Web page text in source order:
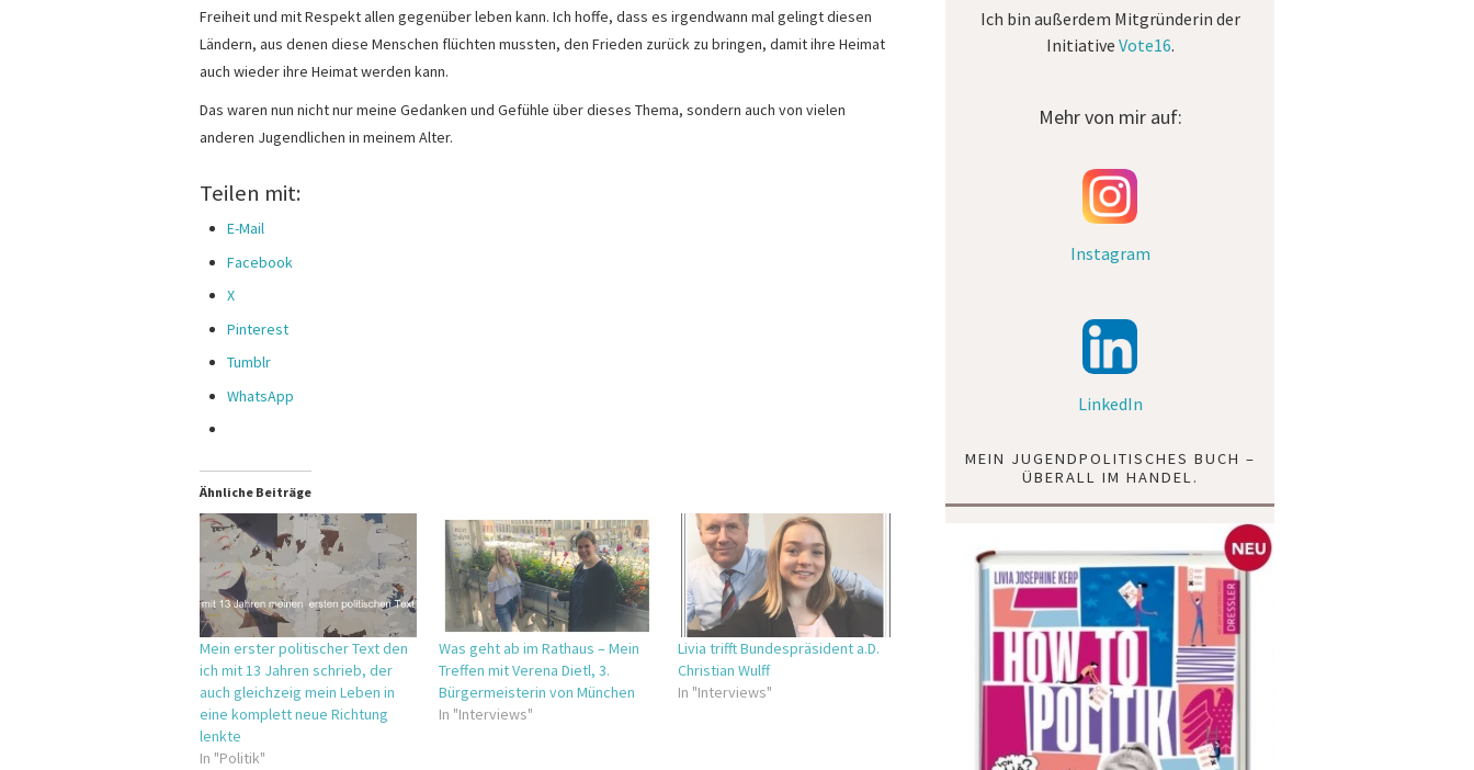
Freiheit und mit Respekt allen gegenüber leben kann. Ich hoffe, dass es irgendwann mal gelingt diesen
Ländern, aus denen diese Menschen flüchten mussten, den Frieden zurück zu bringen, damit ihre Heimat
auch wieder ihre Heimat werden kann.
Das waren nun nicht nur meine Gedanken und Gefühle über dieses Thema, sondern auch von vielen
anderen Jugendlichen in meinem Alter.
Teilen mit:
E-Mail
Facebook
X
Pinterest
Tumblr
WhatsApp
Ähnliche Beiträge
Mein erster politischer Text den
ich mit 13 Jahren schrieb, der
auch gleichzeig mein Leben in
eine komplett neue Richtung
lenkte
In "Politik"
Was geht ab im Rathaus – Mein
Treffen mit Verena Dietl, 3.
Bürgermeisterin von München
In "Interviews"
Livia trifft Bundespräsident a.D.
Christian Wulff
In "Interviews"
Ich bin außerdem Mitgründerin der
Initiative Vote16.
Mehr von mir auf:
Instagram
LinkedIn
MEIN JUGENDPOLITISCHES BUCH –
ÜBERALL IM HANDEL.